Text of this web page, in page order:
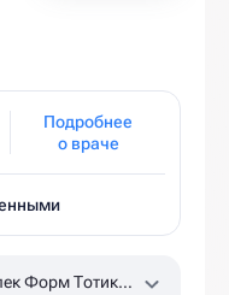
Подробнее
о враче
Форм Тотикс